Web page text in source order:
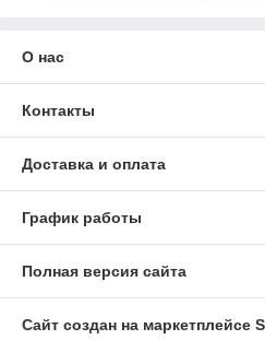
О нас
Контакты
Доставка и оплата
График работы
Полная версия сайта
Сайт создан на маркетплейсе